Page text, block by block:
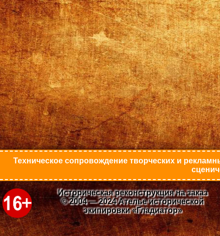
Техническое сопровождение творческих и
Историческая реконструкция на заказ
© 2004 — 2024 Ателье исторической
экипировки «Гладиатор»